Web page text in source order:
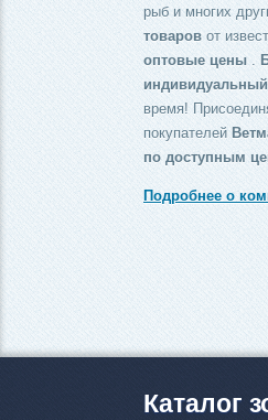
рыб и многих
товаров от
оптовые цены
время!
покупателей
по доступным
Подробнее о
Каталог